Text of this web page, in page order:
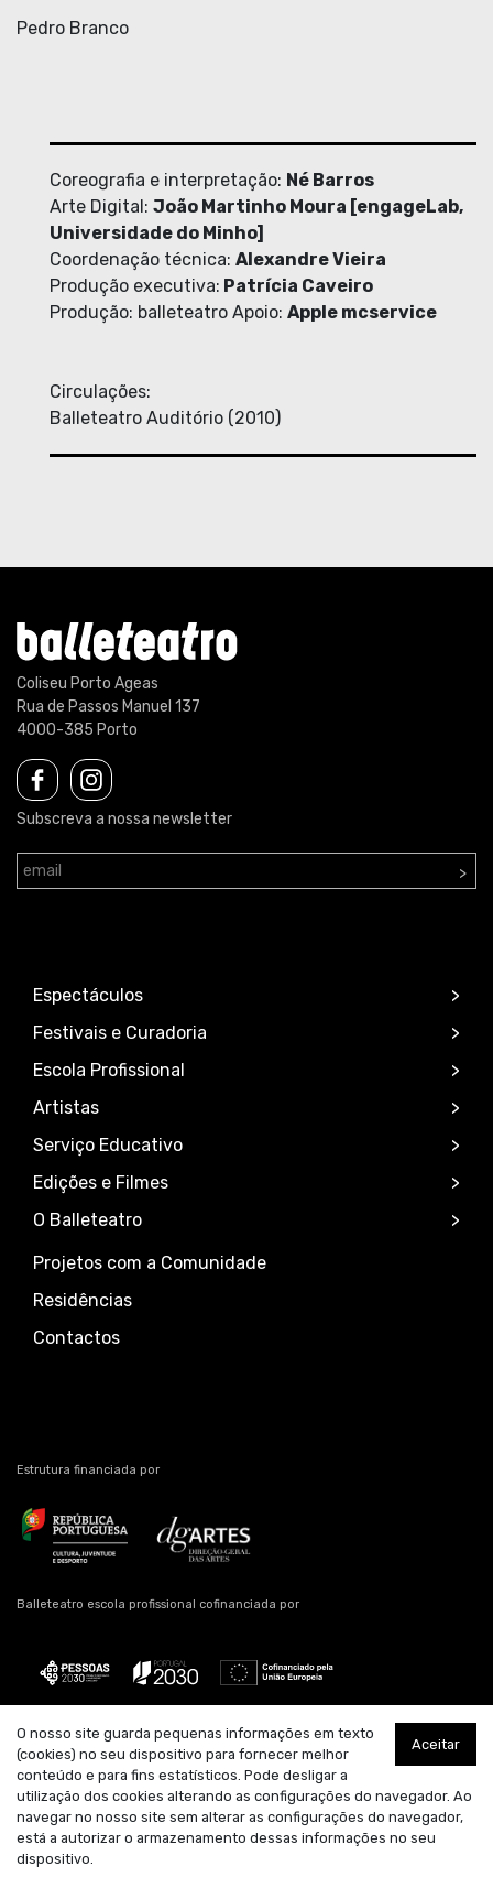
Pedro Branco
Coreografia e interpretação: Né Barros
Arte Digital: João Martinho Moura [engageLab,
Universidade do Minho]
Coordenação técnica: Alexandre Vieira
Produção executiva: Patrícia Caveiro
Produção: balleteatro Apoio: Apple mcservice
Circulações:
Balleteatro Auditório (2010)
Aceitar
O nosso site guarda pequenas informações em texto
(cookies) no seu dispositivo para fornecer melhor
conteúdo e para fins estatísticos. Pode desligar a
utilização dos cookies alterando as configurações do navegador. Ao
navegar no nosso site sem alterar as configurações do navegador,
está a autorizar o armazenamento dessas informações no seu
dispositivo.
Coliseu Porto Ageas
Rua de Passos Manuel 137
4000-385 Porto
Subscreva a nossa newsletter
>
Espectáculos
Festivais e Curadoria
Escola Profissional
Artistas
Serviço Educativo
Edições e Filmes
O Balleteatro
Projetos com a Comunidade
Residências
Contactos
Estrutura financiada por
Balleteatro escola profissional cofinanciada por
Estrutura artística residente